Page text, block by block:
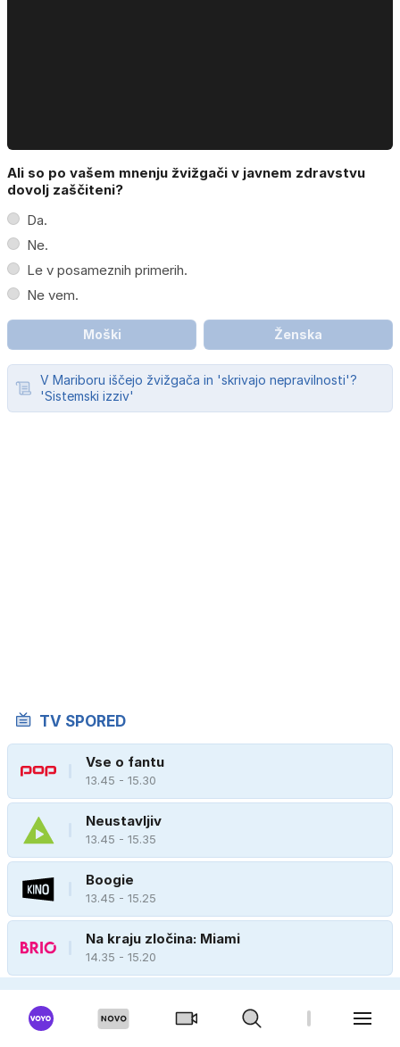
Ali so po vašem mnenju žvižgači v javnem zdravstvu
dovolj zaščiteni?
Da.
Ne.
Le v posameznih primerih.
Ne vem.
Moški Ženska
V Mariboru iščejo žvižgača in 'skrivajo nepravilnosti'?
'Sistemski izziv'
TV SPORED
Vse o fantu
13.45 - 15.30
Neustavljiv
13.45 - 15.35
Boogie
13.45 - 15.25
Na kraju zločina: Miami
14.35 - 15.20
14.50 - 15.10